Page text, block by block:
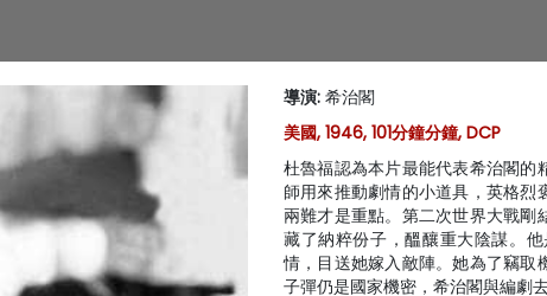
導演: 希治閣
美國, 1946, 101分鐘分鐘, DCP
杜魯福認為本片最能代表希治閣的
師用來推動劇情的小道具，英格烈
兩難才是重點。第二次世界大戰剛
藏了納粹份子，醞釀重大陰謀。
情，目送她嫁入敵陣。她為了竊取
子彈仍是國家機密，希治閣與編劇